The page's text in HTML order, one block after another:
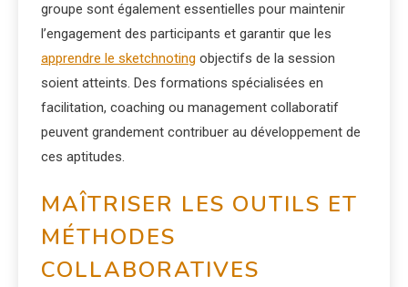
groupe sont également essentielles pour maintenir
l’engagement des participants et garantir que les
apprendre le sketchnoting objectifs de la session
soient atteints. Des formations spécialisées en
facilitation, coaching ou management collaboratif
peuvent grandement contribuer au développement de
ces aptitudes.
MAÎTRISER LES OUTILS ET
MÉTHODES
COLLABORATIVES